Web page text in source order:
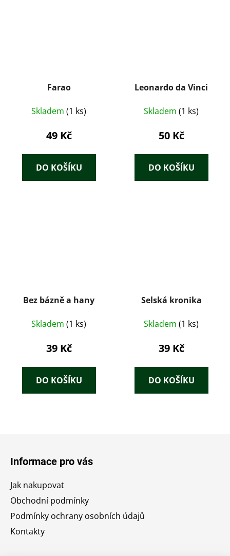
Farao
Skladem (1 ks)
49 Kč
DO KOŠÍKU
Leonardo da Vinci
Skladem (1 ks)
50 Kč
DO KOŠÍKU
Bez bázně a hany
Skladem (1 ks)
39 Kč
DO KOŠÍKU
Selská kronika
Skladem (1 ks)
39 Kč
DO KOŠÍKU
Informace pro vás
Jak nakupovat
Obchodní podmínky
Podmínky ochrany osobních údajů
Kontakty